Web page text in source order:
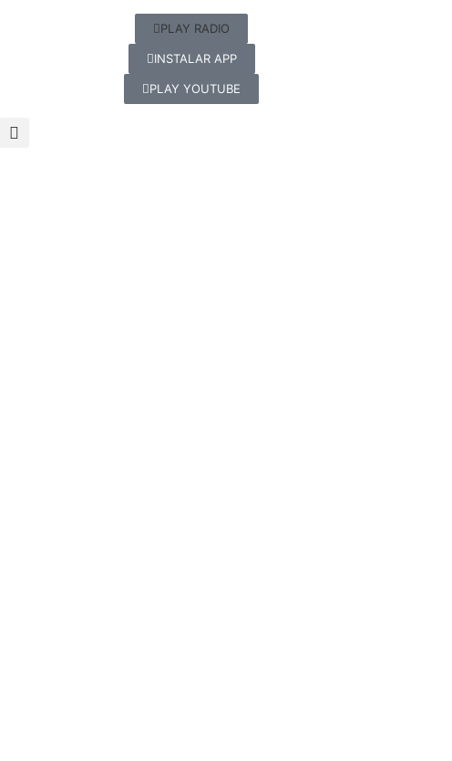
PLAY RADIO
INSTALAR APP
PLAY YOUTUBE